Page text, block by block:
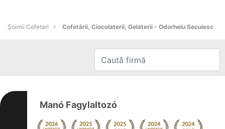
Șoimii Cofetari Cofetării, Ciocolaterii, Gelaterii - Odorheiu Secuiesc
Manó Fagylaltozó